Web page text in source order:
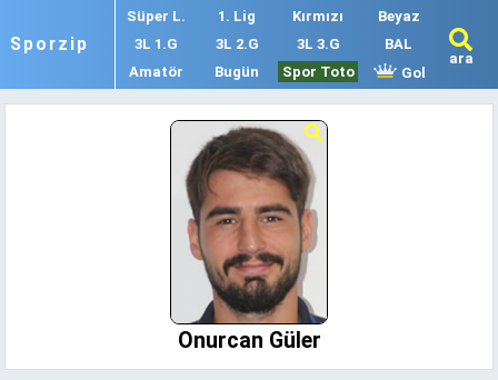
Sporzip
Süper L. 1. Lig Kırmızı
Beyaz
3L 1.G
3L 2.G 3L 3.G
BAL
Amatör
Bugün Spor Toto Gol
ara
Onurcan Güler